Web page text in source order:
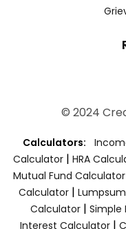
© 2024
Calculators:
Calculator | HRA
Mutual Fund Calculator
Calculator |
Calculator| Simple
Interest Calculator|